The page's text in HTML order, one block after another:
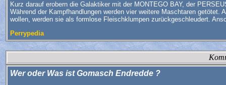
Kurz darauf erobern die Galaktiker mit der MONTEGO BAY, der
Während der Kampfhandlungen werden vier weitere Maschtaren
wollen, werden sie als formlose Fleischklumpen zurückgeschleudert.
Perrypedia
Wer oder Was ist Gomasch Endredde ?